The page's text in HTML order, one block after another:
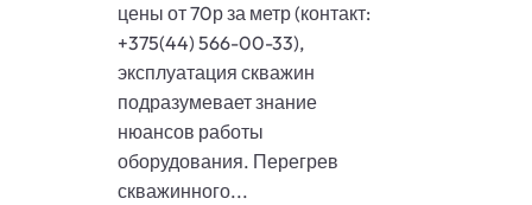
цены от 70р за метр (контакт:
+375(44) 566-00-33),
эксплуатация скважин
подразумевает знание
нюансов работы
оборудования. Перегрев
скважинного...